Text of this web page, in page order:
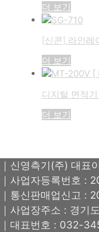
더 보기
[신콘] 라인레
더 보기
디지털 면적
더 보기
｜신영측기(주) 대표
｜사업자등록번호 :
｜통신판매업신고 :
｜사업장주소 : 경기
｜대표번호 : 032-